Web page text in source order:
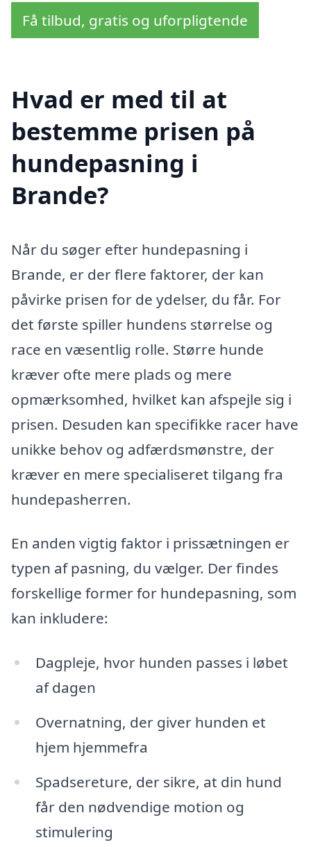
Få tilbud, gratis og uforpligtende
Hvad er med til at
bestemme prisen på
hundepasning i
Brande?
Når du søger efter hundepasning i
Brande, er der flere faktorer, der kan
påvirke prisen for de ydelser, du får. For
det første spiller hundens størrelse og
race en væsentlig rolle. Større hunde
kræver ofte mere plads og mere
opmærksomhed, hvilket kan afspejle sig i
prisen. Desuden kan specifikke racer have
unikke behov og adfærdsmønstre, der
kræver en mere specialiseret tilgang fra
hundepasherren.
En anden vigtig faktor i prissætningen er
typen af pasning, du vælger. Der findes
forskellige former for hundepasning, som
kan inkludere:
Dagpleje, hvor hunden passes i løbet
af dagen
Overnatning, der giver hunden et
hjem hjemmefra
Spadsereture, der sikre, at din hund
får den nødvendige motion og
stimulering